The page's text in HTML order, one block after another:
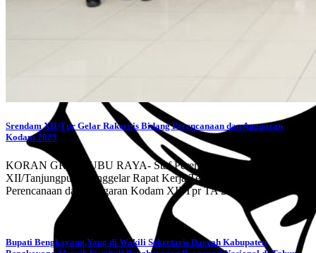
Srendam XII/Tpr Gelar Rakernis Bidang Perencanaan dan Anggaran
Kodam 2025
KORAN GRIB,KUBU RAYA- Staf Perencanaan Kodam
XII/Tanjungpura menggelar Rapat Kerja Teknis (Rakernis) Bidang
Perencanaan dan Anggaran Kodam XII/Tpr TA 2025.…
Bupati Bengkayang,Yang di Wakili Sekretaris Daerah Kabupaten